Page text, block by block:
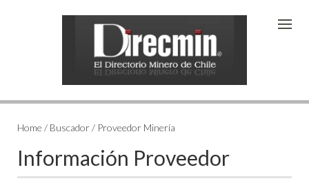
Home / Buscador / Proveedor Minería
Información Proveedor